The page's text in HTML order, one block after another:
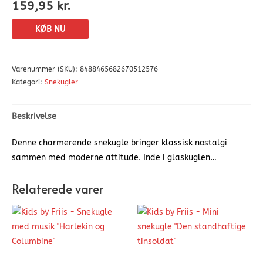
159,95 kr.
KØB NU
Varenummer (SKU): 8488465682670512576
Kategori: Snekugler
Beskrivelse
Denne charmerende snekugle bringer klassisk nostalgi
sammen med moderne attitude. Inde i glaskuglen…
Relaterede varer